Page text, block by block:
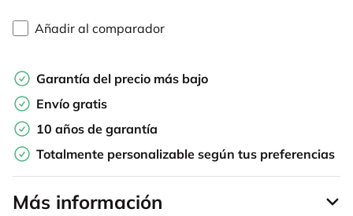
Añadir al comparador
Garantía del precio más bajo
Envío gratis
10 años de garantía
Totalmente personalizable según tus preferencias
Más información